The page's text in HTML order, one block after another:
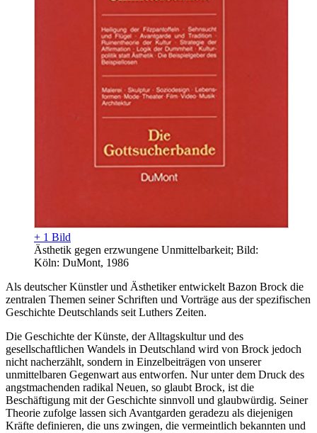
+ 1 Bild
Ästhetik gegen erzwungene Unmittelbarkeit; Bild:
Köln: DuMont, 1986
Als deutscher Künstler und Ästhetiker entwickelt Bazon Brock die
zentralen Themen seiner Schriften und Vorträge aus der spezifischen
Geschichte Deutschlands seit Luthers Zeiten.
Die Geschichte der Künste, der Alltagskultur und des
gesellschaftlichen Wandels in Deutschland wird von Brock jedoch
nicht nacherzählt, sondern in Einzelbeiträgen von unserer
unmittelbaren Gegenwart aus entworfen. Nur unter dem Druck des
angstmachenden radikal Neuen, so glaubt Brock, ist die
Beschäftigung mit der Geschichte sinnvoll und glaubwürdig. Seiner
Theorie zufolge lassen sich Avantgarden geradezu als diejenigen
Kräfte definieren, die uns zwingen, die vermeintlich bekannten und